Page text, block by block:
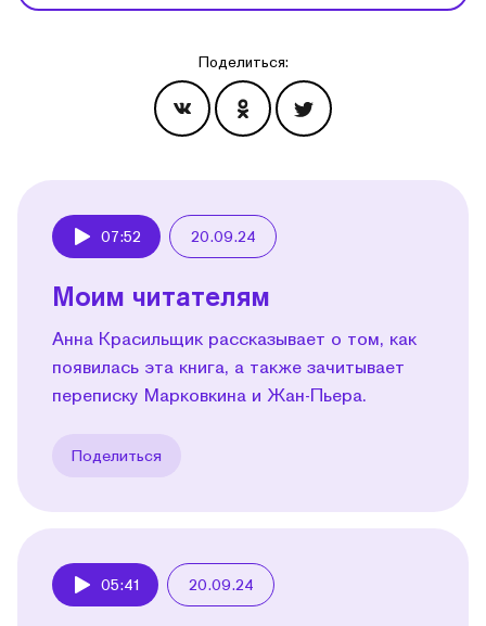
Поделиться:
07:52 20.09.24
Моим читателям
Анна Красильщик рассказывает о том, как
появилась эта книга, а также зачитывает
переписку Марковкина и Жан-Пьера.
Поделиться
05:41 20.09.24